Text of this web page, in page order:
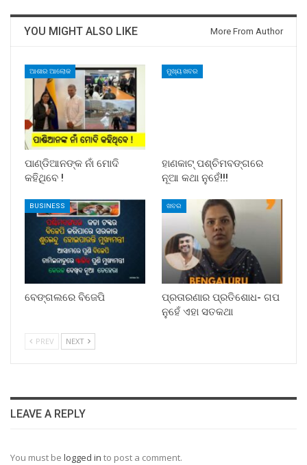
YOU MIGHT ALSO LIKE More From Author
ଆଶାର ଆଲୋକ
ପାଣ୍ଡିଆନଙ୍କ ନାଁ ମୋଦି
କହିଥିବେ !
ମୁଖ୍ୟ ଖବର
ହାଣକାଟ୍‌ ପଶ୍ଚିମବଙ୍ଗରେ
ନୂଆ କଥା ନୁହେଁ!!!
BUSINESS
ବେଙ୍ଗଲରେ ବିଜେପି
ଖବର
ପ୍ରତାରଣାର ପ୍ରତିଶୋଧ- ଗପ
ନୁହେଁ ଏହା ସତକଥା
PREV NEXT
LEAVE A REPLY
You must be logged in to post a comment.